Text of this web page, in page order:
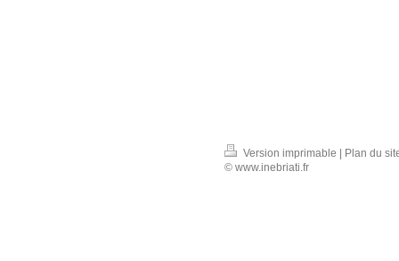
Version imprimable
Plan du
© www.inebriati.fr